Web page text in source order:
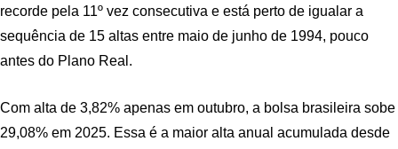
recorde pela 11º vez consecutiva e está perto de igualar a
sequência de 15 altas entre maio de junho de 1994, pouco
antes do Plano Real.
Com alta de 3,82% apenas em outubro, a bolsa brasileira sobe
29,08% em 2025. Essa é a maior alta anual acumulada desde